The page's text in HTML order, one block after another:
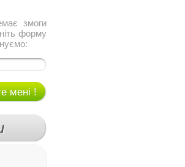
змоги
форму
мені !